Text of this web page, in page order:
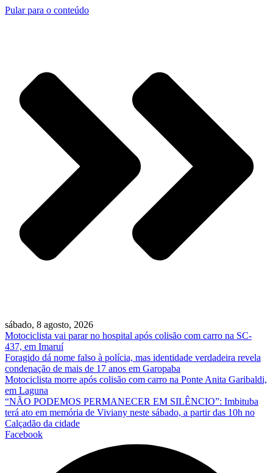
Pular para o conteúdo
sábado, 8 agosto, 2026
Motociclista vai parar no hospital após colisão com carro na SC-
437, em Imaruí
Foragido dá nome falso à polícia, mas identidade verdadeira revela
condenação de mais de 17 anos em Garopaba
Motociclista morre após colisão com carro na Ponte Anita Garibaldi,
em Laguna
“NÃO PODEMOS PERMANECER EM SILÊNCIO”: Imbituba
terá ato em memória de Viviany neste sábado, a partir das 10h no
Calçadão da cidade
Facebook